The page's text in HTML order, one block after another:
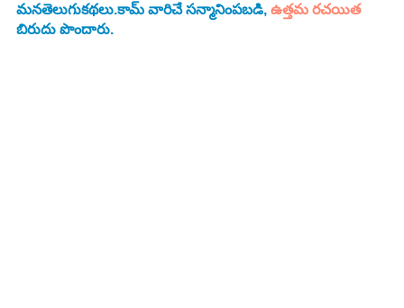
మనతెలుగుకథలు.కామ్ వారిచే సన్మానింపబడి, ఉత్తమ రచయిత
బిరుదు పొందారు.